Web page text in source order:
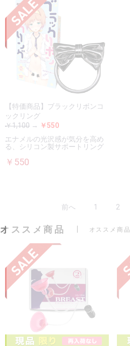
【特価商品】ブラックリボンコ
ックリング
￥1,100 → ￥550
エナメルの光沢感が気分を高め
る、シリコン製サポートリング
￥550
前へ 1 2
オススメ商品 オススメ商品